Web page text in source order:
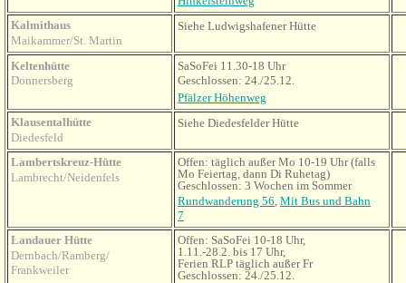
Kalmithaus
Maikammer/St. Martin
Siehe Ludwigshafener Hütte
Keltenhütte
Donnersberg
SaSoFei 11.30-18 Uhr
Geschlossen: 24./25.12.
Pfälzer Höhenweg
Klausentalhütte
Diedesfeld
Siehe Diedesfelder Hütte
Lambertskreuz-Hütte
Lambrecht/Neidenfels
Offen: täglich außer Mo 10-19 Uhr (falls
Mo Feiertag, dann Di Ruhetag)
Geschlossen: 3 Wochen im Sommer
Rundwanderung 56, Mit Bus und Bahn
7
Landauer Hütte
Dernbach/Ramberg/
Frankweiler
Offen: SaSoFei 10-18 Uhr,
1.11.-28.2. bis 17 Uhr,
Ferien RLP täglich außer Fr
Geschlossen: 24./25.12.